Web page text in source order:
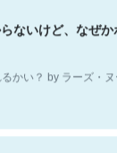
ないけど、なぜ
かい？ by ラーズ・ヌ